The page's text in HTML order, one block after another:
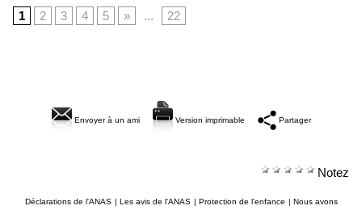
1
2 3 4 5 » ... 22
Envoyer à un ami Version imprimable Partager
Notez
Déclarations de l'ANAS | Les avis de l'ANAS | Protection de l'enfance | Nous avons